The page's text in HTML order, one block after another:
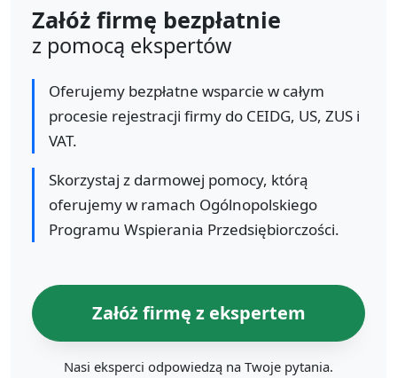
Załóż firmę bezpłatnie
z pomocą ekspertów
Oferujemy bezpłatne wsparcie w całym
procesie rejestracji firmy do CEIDG, US, ZUS i
VAT.
Skorzystaj z darmowej pomocy, którą
oferujemy w ramach Ogólnopolskiego
Programu Wspierania Przedsiębiorczości.
Załóż firmę z ekspertem
Nasi eksperci odpowiedzą na Twoje pytania.